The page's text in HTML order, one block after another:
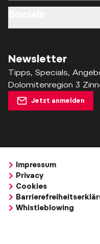
Newsletter
Tipps, Specials,
Dolomitenregion 3
Jetzt anmelden
Impressum
Privacy
Cookies
Whistleblowing